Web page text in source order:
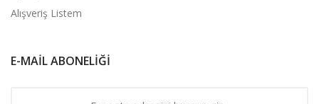
Alışveriş Listem
E-MAIL ABONELIĞI